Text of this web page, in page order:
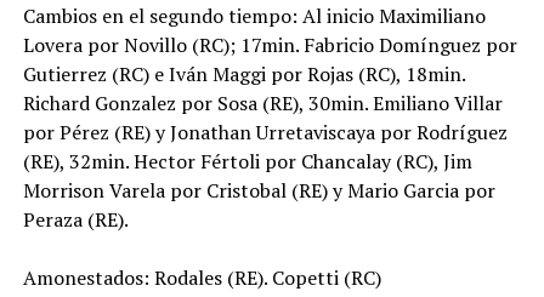
Cambios en el segundo tiempo: Al inicio Maximiliano
Lovera por Novillo (RC); 17min. Fabricio Domínguez por
Gutierrez (RC) e Iván Maggi por Rojas (RC), 18min.
Richard Gonzalez por Sosa (RE), 30min. Emiliano Villar
por Pérez (RE) y Jonathan Urretaviscaya por Rodríguez
(RE), 32min. Hector Fértoli por Chancalay (RC), Jim
Morrison Varela por Cristobal (RE) y Mario Garcia por
Peraza (RE).
Amonestados: Rodales (RE). Copetti (RC)